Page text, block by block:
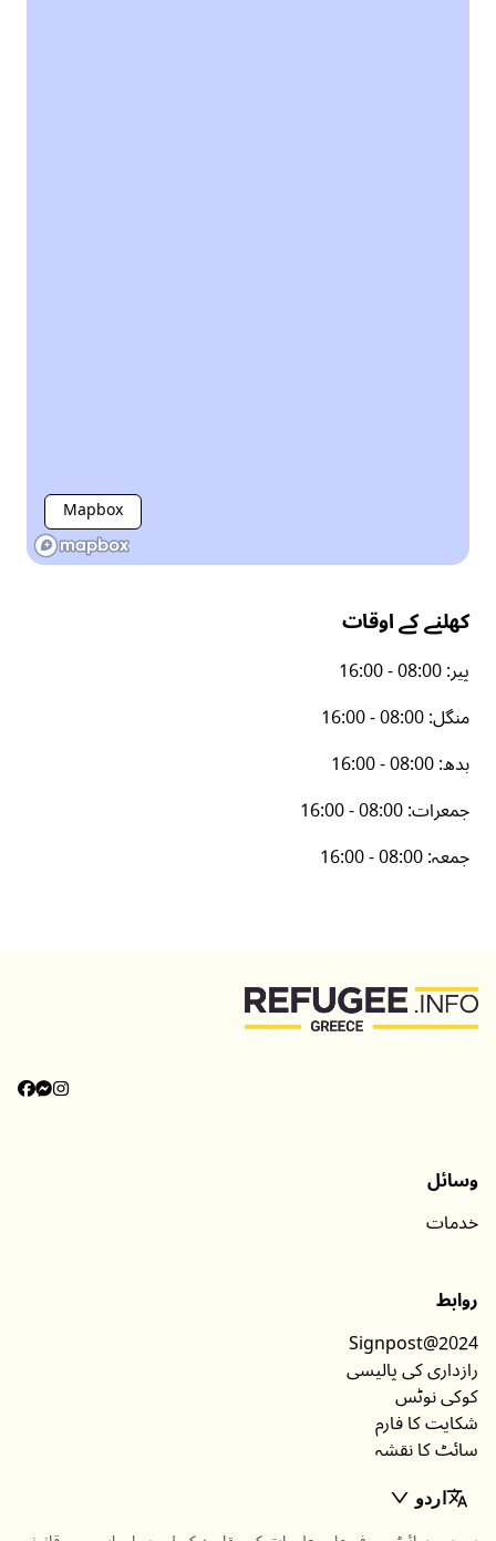
Mapbox
کھلنے کے اوقات
پیر:
16:00 - 08:00
منگل:
16:00 - 08:00
بدھ:
16:00 - 08:00
جمعرات:
16:00 - 08:00
جمعہ:
16:00 - 08:00
زمرہ جات
معلومات
وسائل
خدمات
روابط
Signpost@2024
رازداری کی پالیسی
کوکی نوٹس